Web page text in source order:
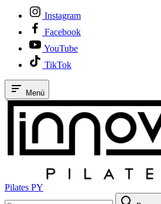
Instagram
Facebook
YouTube
TikTok
Menú
Pilates PY